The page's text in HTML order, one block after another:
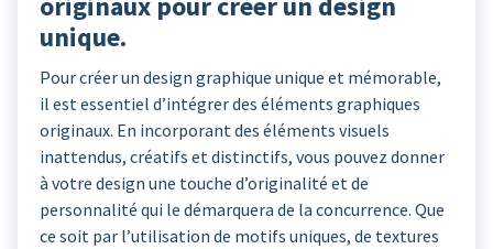
unique.
Pour créer un design graphique unique et mémorable,
il est essentiel d’intégrer des éléments graphiques
originaux. En incorporant des éléments visuels
inattendus, créatifs et distinctifs, vous pouvez donner
à votre design une touche d’originalité et de
personnalité qui le démarquera de la concurrence. Que
ce soit par l’utilisation de motifs uniques, de textures